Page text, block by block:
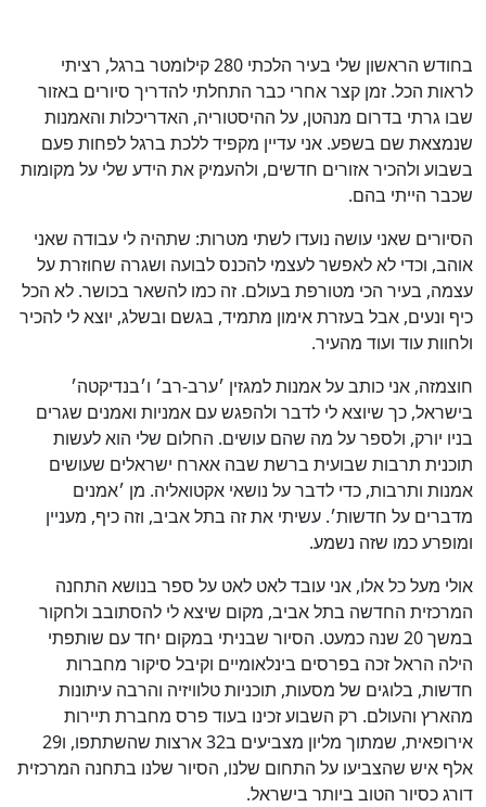
בחודש הראשון שלי בעיר הלכתי 280 קילומטר ברגל, רציתי
לראות הכל. זמן קצר אחרי כבר התחלתי להדריך סיורים באזור
שבו גרתי בדרום מנהטן, על ההיסטוריה, האדריכלות והאמנות
שנמצאת שם בשפע. אני עדיין מקפיד ללכת ברגל לפחות פעם
בשבוע ולהכיר אזורים חדשים, ולהעמיק את הידע שלי על מקומות
שכבר הייתי בהם.
הסיורים שאני עושה נועדו לשתי מטרות: שתהיה לי עבודה שאני
אוהב, וכדי לא לאפשר לעצמי להכנס לבועה ושגרה שחוזרת על
עצמה, בעיר הכי מטורפת בעולם. זה כמו להשאר בכושר. לא הכל
כיף ונעים, אבל בעזרת אימון מתמיד, בגשם ובשלג, יוצא לי להכיר
ולחוות עוד ועוד מהעיר.
חוצמזה, אני כותב על אמנות למגזין ׳ערב-רב׳ ו׳בנדיקטה׳
בישראל, כך שיוצא לי לדבר ולהפגש עם אמניות ואמנים שגרים
בניו יורק, ולספר על מה שהם עושים. החלום שלי הוא לעשות
תוכנית תרבות שבועית ברשת שבה אארח ישראלים שעושים
אמנות ותרבות, כדי לדבר על נושאי אקטואליה. מן ׳אמנים
מדברים על חדשות׳. עשיתי את זה בתל אביב, וזה כיף, מעניין
ומופרע כמו שזה נשמע.
אולי מעל כל אלו, אני עובד לאט לאט על ספר בנושא התחנה
המרכזית החדשה בתל אביב, מקום שיצא לי להסתובב ולחקור
במשך 20 שנה כמעט. הסיור שבניתי במקום יחד עם שותפתי
הילה הראל זכה בפרסים בינלאומיים וקיבל סיקור מחברות
חדשות, בלוגים של מסעות, תוכניות טלוויזיה והרבה עיתונות
מהארץ והעולם. רק השבוע זכינו בעוד פרס מחברת תיירות
אירופאית, שמתוך מליון מצביעים ב32 ארצות שהשתתפו, ו29
אלף איש שהצביעו על התחום שלנו, הסיור שלנו בתחנה המרכזית
דורג כסיור הטוב ביותר בישראל.